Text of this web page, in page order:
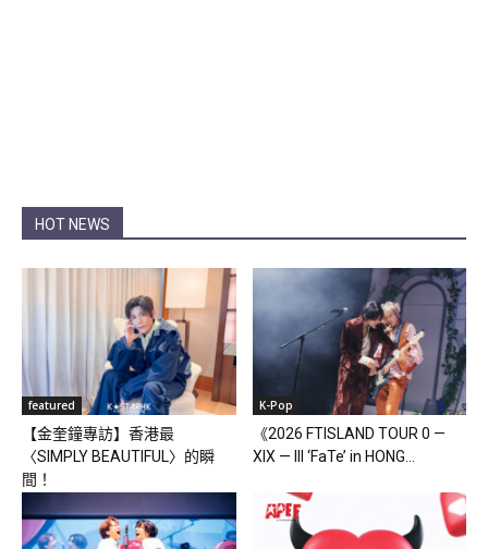
HOT NEWS
featured
【金奎鐘專訪】香港最
〈SIMPLY BEAUTIFUL〉的瞬
間！
K-Pop
《2026 FTISLAND TOUR 0 —
XIX — III ‘FaTe’ in HONG...